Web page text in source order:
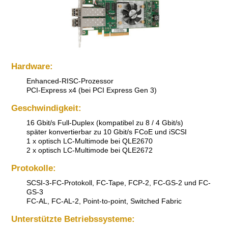
Hardware:
Enhanced-RISC-Prozessor
PCI-Express x4 (bei PCI Express Gen 3)
Geschwindigkeit:
16 Gbit/s Full-Duplex (kompatibel zu 8 / 4 Gbit/s)
später konvertierbar zu 10 Gbit/s FCoE und iSCSI
1 x optisch LC-Multimode bei QLE2670
2 x optisch LC-Multimode bei QLE2672
Protokolle:
SCSI-3-FC-Protokoll, FC-Tape, FCP-2, FC-GS-2 und FC-
GS-3
FC-AL, FC-AL-2, Point-to-point, Switched Fabric
Unterstützte Betriebssysteme: